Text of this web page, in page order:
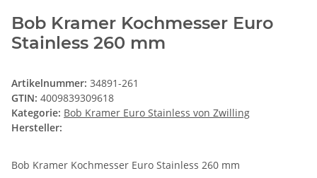
Bob Kramer Kochmesser Euro
Stainless 260 mm
Artikelnummer: 34891-261
GTIN: 4009839309618
Kategorie: Bob Kramer Euro Stainless von Zwilling
Hersteller:
Bob Kramer Kochmesser Euro Stainless 260 mm